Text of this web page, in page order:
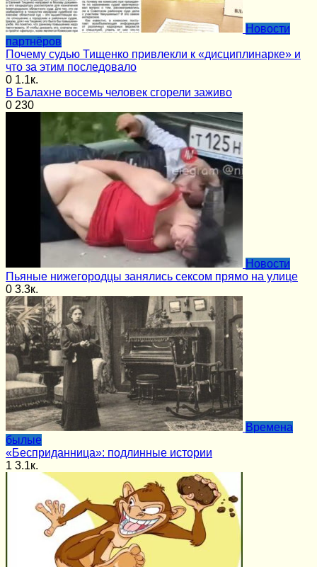
Новости
партнёров
Почему судью Тищенко привлекли к «дисциплинарке» и
что за этим последовало
0 1.1к.
В Балахне восемь человек сгорели заживо
0 230
Новости
Пьяные нижегородцы занялись сексом прямо на улице
0 3.3к.
Времена
былые
«Бесприданница»: подлинные истории
1 3.1к.